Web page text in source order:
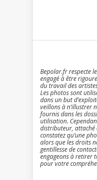
Bepolar.fr respecte
engagé à être
du travail des
Les photos sont
dans un but
veillons à n’illustrer
fournis dans les
utilisation.
distributeur, attaché
constatez qu’une
alors que les droits
gentillesse de
engageons à retirer
pour votre